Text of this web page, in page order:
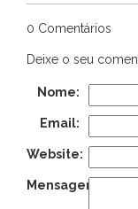
0 Comentários
Deixe o seu
Nome:
Email:
Website:
Mensagem: